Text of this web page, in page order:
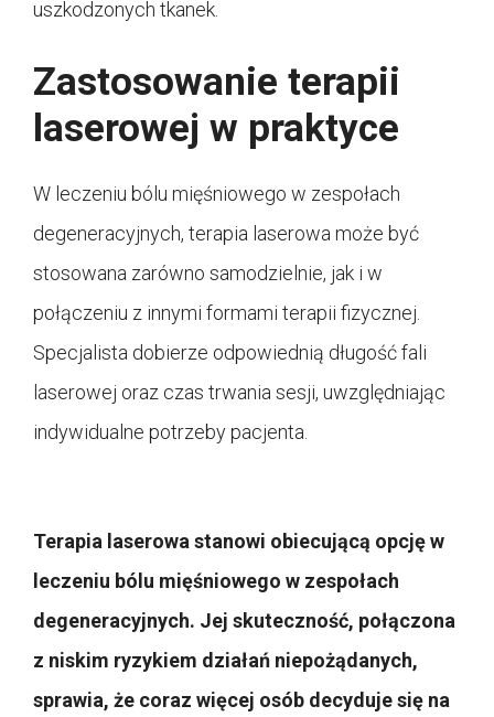
uszkodzonych tkanek.
Zastosowanie terapii
laserowej w praktyce
W leczeniu bólu mięśniowego w zespołach
degeneracyjnych, terapia laserowa może być
stosowana zarówno samodzielnie, jak i w
połączeniu z innymi formami terapii fizycznej.
Specjalista dobierze odpowiednią długość fali
laserowej oraz czas trwania sesji, uwzględniając
indywidualne potrzeby pacjenta.
Terapia laserowa stanowi obiecującą opcję w
leczeniu bólu mięśniowego w zespołach
degeneracyjnych. Jej skuteczność, połączona
z niskim ryzykiem działań niepożądanych,
sprawia, że coraz więcej osób decyduje się na